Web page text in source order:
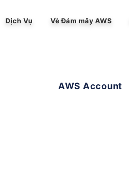
Dịch Vụ Về Đám mây AWS
AWS Account